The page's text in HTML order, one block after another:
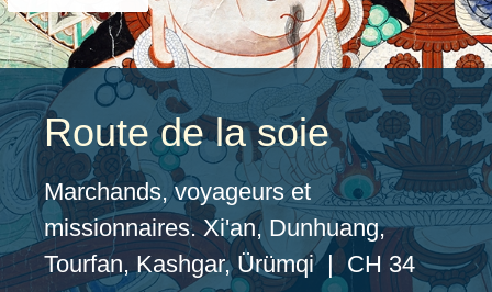
Route de la soie
Marchands, voyageurs et
missionnaires. Xi'an, Dunhuang,
Tourfan, Kashgar, Ürümqi | CH 34